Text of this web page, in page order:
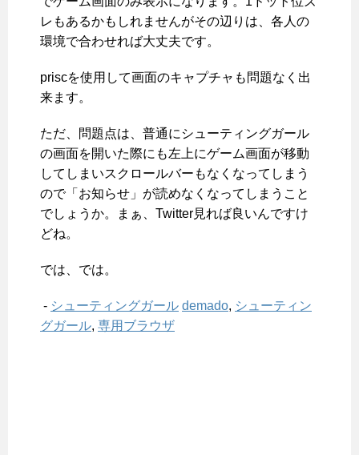
レもあるかもしれませんがその辺りは、各人の
環境で合わせれば大丈夫です。
priscを使用して画面のキャプチャも問題なく出
来ます。
ただ、問題点は、普通にシューティングガール
の画面を開いた際にも左上にゲーム画面が移動
してしまいスクロールバーもなくなってしまう
ので「お知らせ」が読めなくなってしまうこと
でしょうか。まぁ、Twitter見れば良いんですけ
どね。
では、では。
- シューティングガール demado, シューティン
グガール, 専用ブラウザ